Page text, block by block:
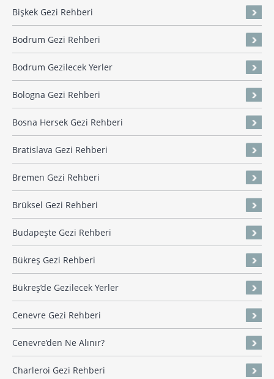
Bişkek Gezi Rehberi
Bodrum Gezi Rehberi
Bodrum Gezilecek Yerler
Bologna Gezi Rehberi
Bosna Hersek Gezi Rehberi
Bratislava Gezi Rehberi
Bremen Gezi Rehberi
Brüksel Gezi Rehberi
Budapeşte Gezi Rehberi
Bükreş Gezi Rehberi
Bükreş’de Gezilecek Yerler
Cenevre Gezi Rehberi
Cenevre’den Ne Alınır?
Charleroi Gezi Rehberi